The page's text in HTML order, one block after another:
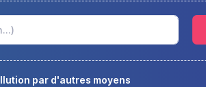
par d'autres moyens